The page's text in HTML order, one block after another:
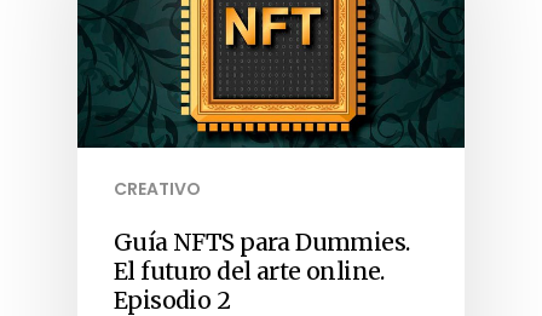
CREATIVO
Guía NFTS para Dummies.
El futuro del arte online.
Episodio 2